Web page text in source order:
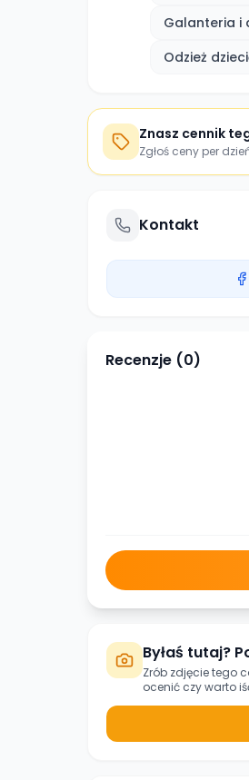
Galanteria i
Odzież
Znasz cennik
Zgłoś ceny per
Kontakt
Recenzje (0)
Byłaś tutaj?
Zrób zdjęcie tego
ocenić czy warto